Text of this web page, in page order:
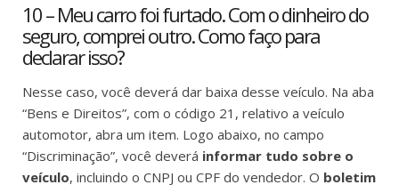
10 – Meu carro foi furtado. Com o dinheiro do
seguro, comprei outro. Como faço para
declarar isso?
Nesse caso, você deverá dar baixa desse veículo. Na aba
“Bens e Direitos”, com o código 21, relativo a veículo
automotor, abra um item. Logo abaixo, no campo
“Discriminação”, você deverá informar tudo sobre o
veículo, incluindo o CNPJ ou CPF do vendedor. O boletim